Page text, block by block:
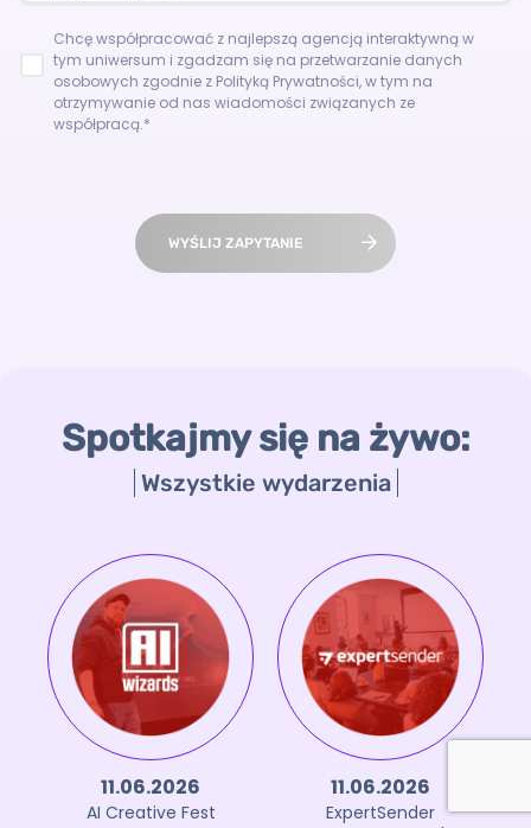
Chcę współpracować z najlepszą agencją interaktywną w
tym uniwersum i zgadzam się na przetwarzanie danych
osobowych zgodnie z Polityką Prywatności, w tym na
otrzymywanie od nas wiadomości związanych ze
współpracą.*
WYŚLIJ ZAPYTANIE
Spotkajmy się na żywo:
Wszystkie wydarzenia
11.06.2026
AI Creative Fest
11.06.2026
ExpertSender